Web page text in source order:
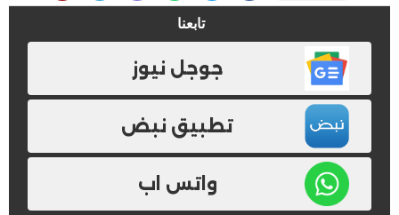
تابعنا
جوجل نيوز
تطبيق نبض
واتس اب